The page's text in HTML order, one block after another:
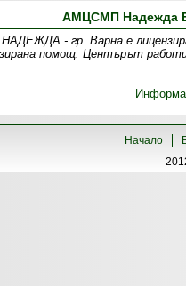
АМЦСМП Надежда
- гр. Варна е
помощ. Центърът
Начало